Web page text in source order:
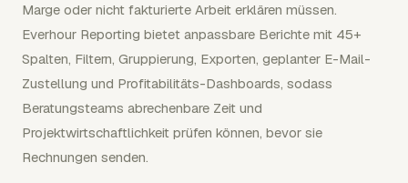
Marge oder nicht fakturierte Arbeit erklären müssen.
Everhour Reporting bietet anpassbare Berichte mit 45+
Spalten, Filtern, Gruppierung, Exporten, geplanter E-Mail-
Zustellung und Profitabilitäts-Dashboards, sodass
Beratungsteams abrechenbare Zeit und
Projektwirtschaftlichkeit prüfen können, bevor sie
Rechnungen senden.